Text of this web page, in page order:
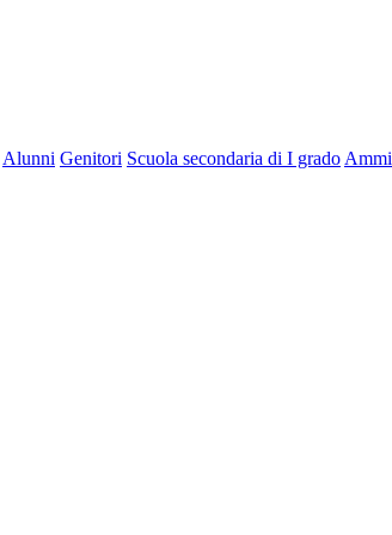
Alunni Genitori Scuola secondaria di I grado